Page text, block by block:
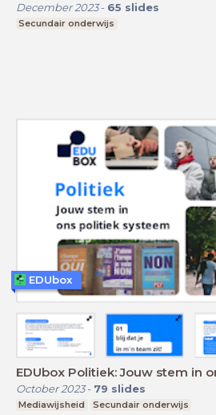
December 2023- 65 slides
Secundair onderwijs
EDUbox Politiek: Jouw stem in
October 2023- 79 slides
Mediawijsheid Secundair onderwijs
EDUbox